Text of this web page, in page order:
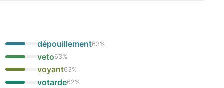
dépouillement63%
veto63%
voyant63%
votarde62%